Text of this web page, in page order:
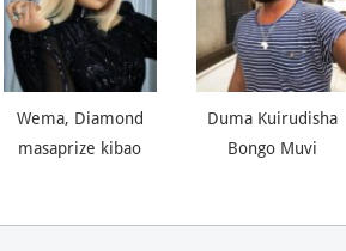
Wema, Diamond
masaprize kibao
Duma Kuirudisha
Bongo Muvi